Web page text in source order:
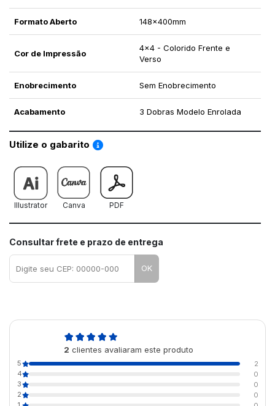
Formato Aberto 148x400mm
Cor de Impressão
4x4 - Colorido Frente e
Verso
Enobrecimento Sem Enobrecimento
Acabamento 3 Dobras Modelo Enrolada
Utilize o gabarito Saiba como utilizar os nossos gabaritos
Illustrator Canva PDF
Consultar frete e prazo de entrega
OK
2 clientes avaliaram este produto
5
2
4
0
3
0
2
0